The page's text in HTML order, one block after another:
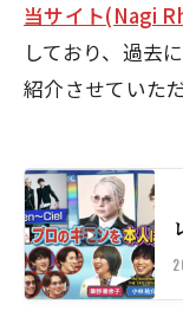
当サイト(Nagi
しており、過去
紹介させていた